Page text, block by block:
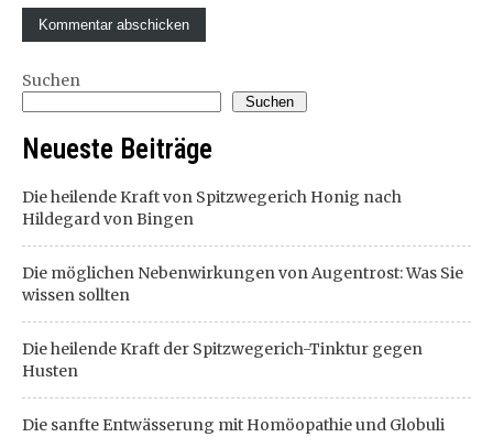
Suchen
Suchen
Neueste Beiträge
Die heilende Kraft von Spitzwegerich Honig nach
Hildegard von Bingen
Die möglichen Nebenwirkungen von Augentrost: Was Sie
wissen sollten
Die heilende Kraft der Spitzwegerich-Tinktur gegen
Husten
Die sanfte Entwässerung mit Homöopathie und Globuli